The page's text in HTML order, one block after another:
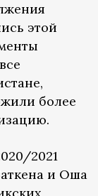
этой
более
2021
и Оша